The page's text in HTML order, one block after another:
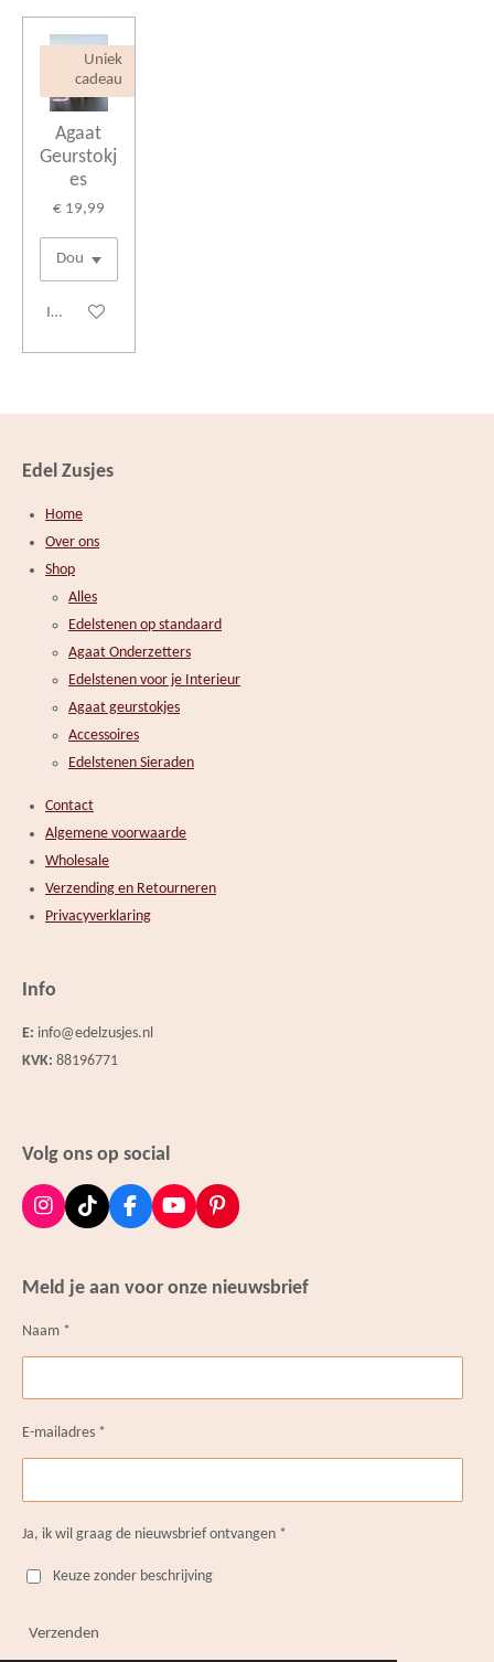
Uniek
cadeau
Agaat
Geurstokj
es
€ 19,99
In winkelwagen
Edel Zusjes
Home
Over ons
Shop
Alles
Edelstenen op standaard
Agaat Onderzetters
Edelstenen voor je Interieur
Agaat geurstokjes
Accessoires
Edelstenen Sieraden
Contact
Algemene voorwaarde
Wholesale
Verzending en Retourneren
Privacyverklaring
Info
E: info@edelzusjes.nl
KVK: 88196771
Volg ons op social
I
n
a
r
a
T
i
o
F
a
b
k
Y
o
u
P
i
e
s
Meld je aan voor onze nieuwsbrief
Naam *
E-mailadres *
Ja, ik wil graag de nieuwsbrief ontvangen *
Keuze zonder beschrijving
Verzenden